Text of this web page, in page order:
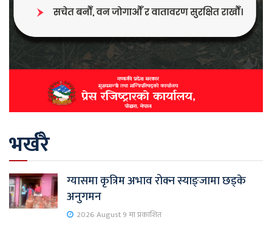
भर्खरै
ग्यासमा कृत्रिम अभाव रोक्न स्याङ्जामा छड्के
अनुगमन
2026 August 9 मा प्रकाशित